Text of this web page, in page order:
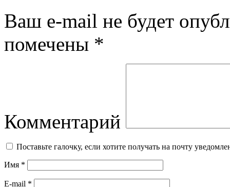
Ваш e-mail не будет
помечены *
Комментарий
Поставьте галочку, если хотите получать на почту
Имя *
E-mail *